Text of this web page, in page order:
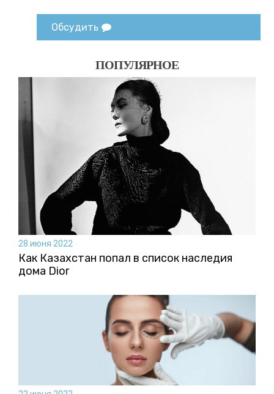
Обсудить
ПОПУЛЯРНОЕ
28 июня 2022
Как Казахстан попал в список наследия
дома Dior